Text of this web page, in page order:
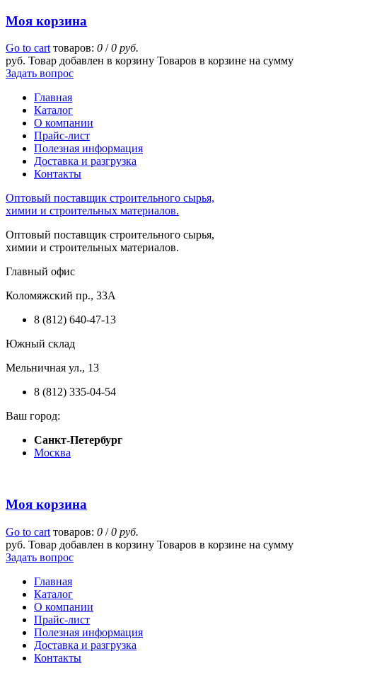
Моя корзина
Go to cart товаров: 0 /0 руб.
руб. Товар добавлен в корзину Товаров в корзине на сумму
Задать вопрос
Главная
Каталог
О компании
Прайс-лист
Полезная информация
Доставка и разгрузка
Контакты
Оптовый поставщик строительного сырья,
химии и строительных материалов.
Оптовый поставщик строительного сырья,
химии и строительных материалов.
Главный офис
Коломяжский пр., 33А
8 (812) 640-47-13
Южный склад
Мельничная ул., 13
8 (812) 335-04-54
Ваш город:
Санкт-Петербург
Москва
Моя корзина
Go to cart товаров: 0 /0 руб.
руб. Товар добавлен в корзину Товаров в корзине на сумму
Задать вопрос
Главная
Каталог
О компании
Прайс-лист
Полезная информация
Доставка и разгрузка
Контакты